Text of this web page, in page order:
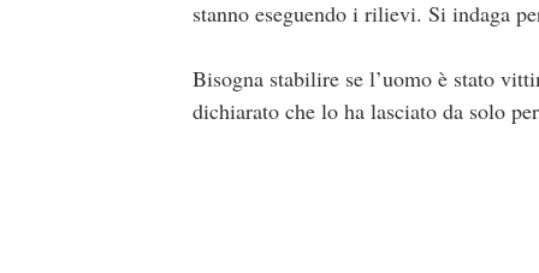
stanno eseguendo i rilievi. Si indaga
Bisogna stabilire se l’uomo è stato
dichiarato che lo ha lasciato da solo